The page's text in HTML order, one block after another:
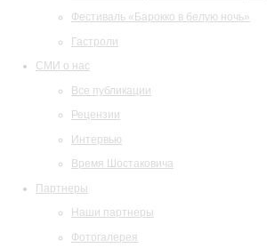
Фестиваль «Барокко в белую ночь»
Гастроли
СМИ о нас
Все публикации
Рецензии
Интервью
Время Шостаковича
Партнеры
Наши партнеры
Фотогалерея